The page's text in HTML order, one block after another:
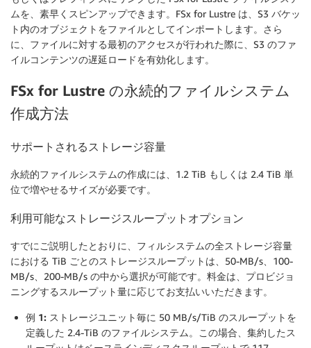
ムを、素早くスピンアップできます。FSx for Lustre は、S3 バケッ
ト内のオブジェクトをファイルとしてインポートします。さら
に、ファイルに対する最初のアクセスが行われた際に、S3 のファ
イルコンテンツの遅延ロードを有効化します。
FSx for Lustre の永続的ファイルシステム
作成方法
サポートされるストレージ容量
永続的ファイルシステムの作成には、1.2 TiB もしくは 2.4 TiB 単
位で増やせるサイズが必要です。
利用可能なストレージスループットオプション
すでにご説明したとおりに、フィルシステムの全ストレージ容量
における TiB ごとのストレージスループットは、50-MB/s、100-
MB/s、200-MB/s の中から選択が可能です。料金は、プロビジョ
ニングするスループット量に応じてお支払いいただきます。
例 1: ストレージユニット毎に 50 MB/s/TiB のスループットを
定義した 2.4-TiB のファイルシステム。この場合、集約したス